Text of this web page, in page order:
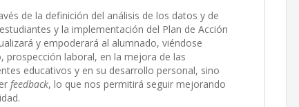
de la definición del análisis de los datos y de
y la implementación del Plan de Acción
y empoderará al alumnado, viéndose
laboral, en la mejora de las
educativos y en su desarrollo personal, sino
feedback, lo que nos permitirá seguir mejorando